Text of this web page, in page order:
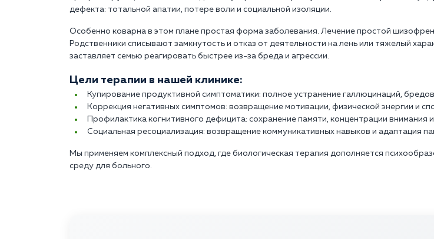
дефекта: тотальной апатии, потере воли и социальной изоляции.
Особенно коварна в этом плане простая форма заболевания. Лечение простой
Родственники списывают замкнутость и отказ от деятельности на лень или тяжелый
заставляет семью реагировать быстрее из-за бреда и агрессии.
Цели терапии в нашей клинике:
Купирование продуктивной симптоматики: полное устранение галлюцинаций,
Коррекция негативных симптомов: возвращение мотивации, физической энергии и
Профилактика когнитивного дефицита: сохранение памяти, концентрации внимания
Социальная ресоциализация: возвращение коммуникативных навыков и адаптация
Мы применяем комплексный подход, где биологическая терапия дополняется
среду для больного.